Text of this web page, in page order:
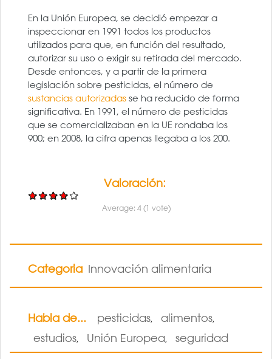
En la Unión Europea, se decidió empezar a
inspeccionar en 1991 todos los productos
utilizados para que, en función del resultado,
autorizar su uso o exigir su retirada del mercado.
Desde entonces, y a partir de la primera
legislación sobre pesticidas, el número de
sustancias autorizadas se ha reducido de forma
significativa. En 1991, el número de pesticidas
que se comercializaban en la UE rondaba los
900; en 2008, la cifra apenas llegaba a los 200.
Valoración:
Average: 4 (1 vote)
Categoria Innovación alimentaria
Habla de... pesticidas, alimentos,
estudios, Unión Europea, seguridad